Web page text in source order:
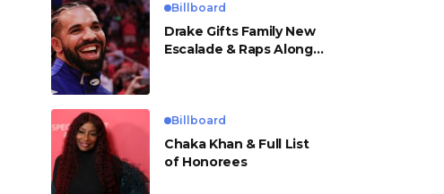
Billboard
Drake Gifts Family New
Escalade & Raps Along
Billboard
Chaka Khan & Full List
of Honorees